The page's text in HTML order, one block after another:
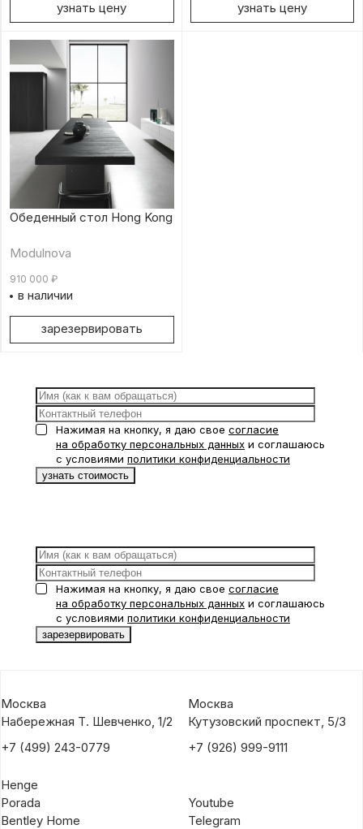
узнать цену узнать цену
Обеденный стол Hong Kong
Modulnova
910 000 ₽
в наличии
зарезервировать
Нажимая на кнопку, я даю свое согласие
на обработку персональных данных и соглашаюсь
с условиями политики конфиденциальности
Нажимая на кнопку, я даю свое согласие
на обработку персональных данных и соглашаюсь
с условиями политики конфиденциальности
Москва
Набережная Т. Шевченко, 1/2
+7 (499) 243-0779
Москва
Кутузовский проспект, 5/3
+7 (926) 999-9111
Henge
Porada
Bentley Home
Youtube
Telegram